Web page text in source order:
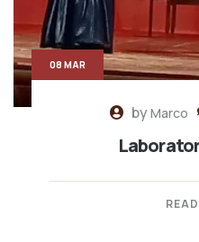
byMarco
08 MAR